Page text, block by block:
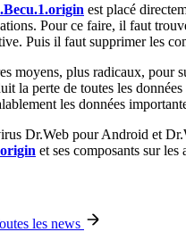
est placé
Pour ce faire, il faut
Puis il faut supprimer les
moyens, plus radicaux, pour
la perte de toutes les
les données
Dr.Web pour Android et
et ses composants sur
les news